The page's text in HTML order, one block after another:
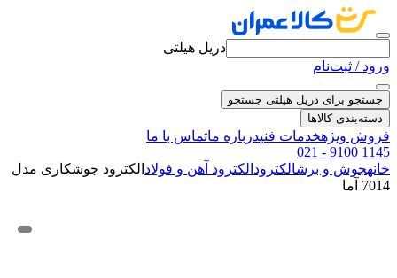
دریل هیلتی
ورود / ثبت‌نام
جستجو برای دریل هیلتی جستجو
دسته‌بندی کالاها
فروش ویژهخدمات فنیدرباره ماتماس با ما
021 - 9100 1145
خانهجوش و برشالکترود الکترود آهن و فولاد الکترود جوشکاری مدل
7014 آما